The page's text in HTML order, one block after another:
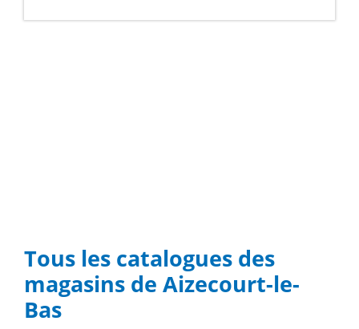
Tous les catalogues des
magasins de Aizecourt-le-
Bas